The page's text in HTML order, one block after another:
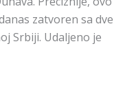
zatvoren sa dve
Srbiji. Udaljeno je